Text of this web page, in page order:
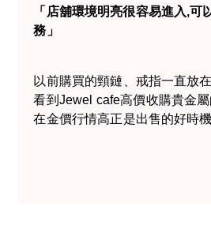
對貴金屬的收購價格非常滿意,
了,我會再來光顧的。
「店舖環境明亮很容易進入,可
務」
以前購買的頸鏈、戒指一直放
看到Jewel cafe高價收購貴金
在金價行情高正是出售的好時